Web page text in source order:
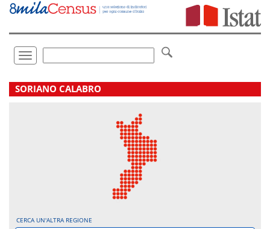
Vai
direttamente
Toggle
navigation
.
SORIANO CALABRO
CERCA UN'ALTRA REGIONE